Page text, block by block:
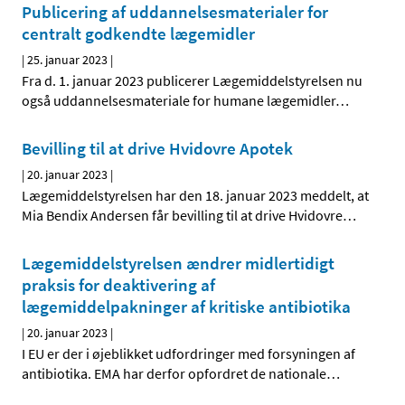
Publicering af uddannelsesmaterialer for
centralt godkendte lægemidler
|25. januar 2023 |
Fra d. 1. januar 2023 publicerer Lægemiddelstyrelsen nu
også uddannelsesmateriale for humane lægemidler…
Bevilling til at drive Hvidovre Apotek
|20. januar 2023 |
Lægemiddelstyrelsen har den 18. januar 2023 meddelt, at
Mia Bendix Andersen får bevilling til at drive Hvidovre…
Lægemiddelstyrelsen ændrer midlertidigt
praksis for deaktivering af
lægemiddelpakninger af kritiske antibiotika
|20. januar 2023 |
I EU er der i øjeblikket udfordringer med forsyningen af
antibiotika. EMA har derfor opfordret de nationale…